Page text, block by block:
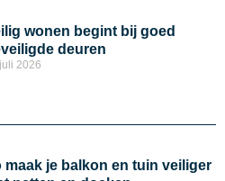
wonen begint bij goed
deuren
2026
maak je balkon en tuin veiliger